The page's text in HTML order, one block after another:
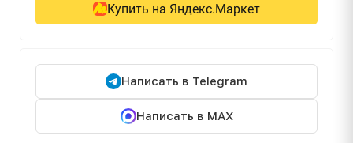
Купить на Яндекс.Маркет
Написать в Telegram
Написать в MAX